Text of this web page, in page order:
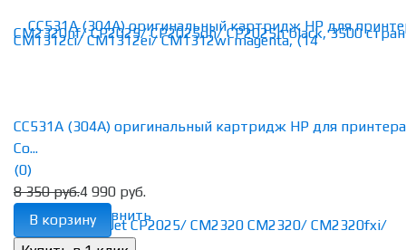
избранное сравнить
CC531A (304A) оригинальный картридж HP для
Co...
(0)
8 350 руб.4 990 руб.
В корзину